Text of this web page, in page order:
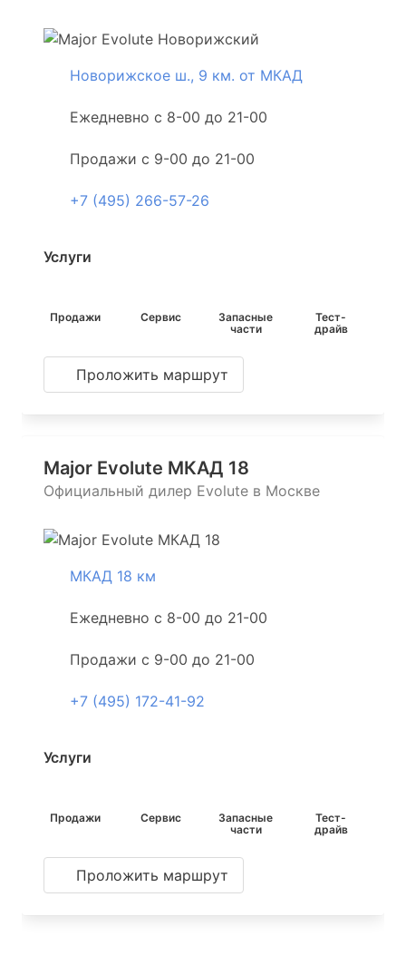
Новорижское ш., 9 км. от МКАД
Ежедневно с 8-00 до 21-00
Продажи с 9-00 до 21-00
+7 (495) 266-57-26
Услуги
Продажи Сервис
Запасные
части
Тест-
драйв
Проложить маршрут
Major Evolute МКАД 18
Официальный дилер Evolute в Москве
МКАД 18 км
Ежедневно с 8-00 до 21-00
Продажи с 9-00 до 21-00
+7 (495) 172-41-92
Услуги
Продажи Сервис
Запасные
части
Тест-
драйв
Проложить маршрут